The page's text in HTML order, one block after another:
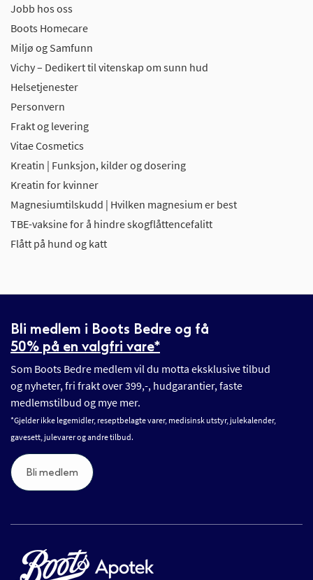
Jobb hos oss
Boots Homecare
Miljø og Samfunn
Vichy – Dedikert til vitenskap om sunn hud
Helsetjenester
Personvern
Frakt og levering
Vitae Cosmetics
Kreatin | Funksjon, kilder og dosering
Kreatin for kvinner
Magnesiumtilskudd | Hvilken magnesium er best
TBE-vaksine for å hindre skogflåttencefalitt
Flått på hund og katt
Bli medlem i Boots Bedre og få
50% på en valgfri vare*
Som Boots Bedre medlem vil du motta eksklusive tilbud
og nyheter, fri frakt over 399,-, hudgarantier, faste
medlemstilbud og mye mer.
*Gjelder ikke legemidler, reseptbelagte varer, medisinsk utstyr, julekalender,
gavesett, julevarer og andre tilbud.
Bli medlem